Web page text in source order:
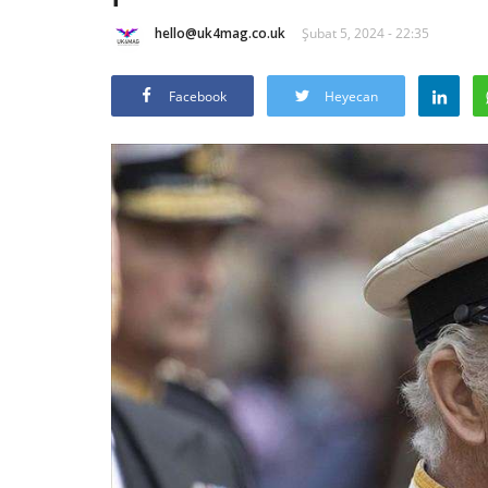
hello@uk4mag.co.uk Şubat 5, 2024 - 22:35
Facebook Heyecan